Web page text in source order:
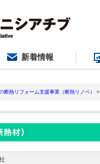
新着情報
熱リフォーム支援事業（断熱リノベ）